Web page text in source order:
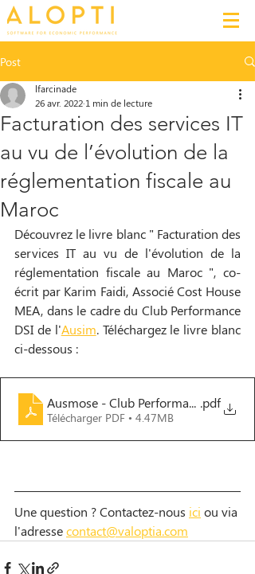
Post
Facturation des services IT
au vu de l’évolution de la
réglementation fiscale au
Maroc
lfarcinade
26 avr. 2022 1 min de lecture
Découvrez le livre blanc " Facturation des
services IT au vu de l'évolution de la
réglementation fiscale au Maroc ", co-
écrit par Karim Faidi, Associé Cost House
MEA, dans le cadre du Club Performance
DSI de l'Ausim. Téléchargez le livre blanc
ci-dessous :
Ausmose - Club Performance -
.pdf
Télécharger PDF • 4.47MB
Une question ? Contactez-nous ici ou via
l'adresse contact@valoptia.com